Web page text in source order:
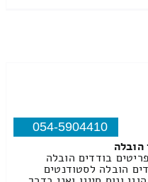
054-5904410
הובלה
בודדים הובלה
הובלה לסטודנטים